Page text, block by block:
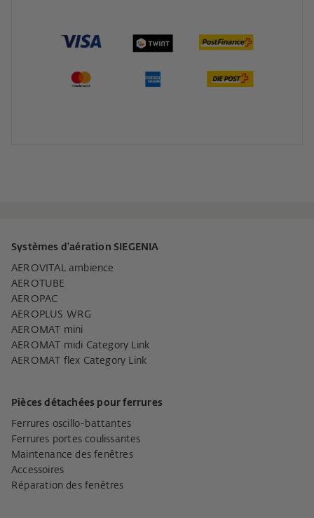
Systèmes d'aération SIEGENIA
AEROVITAL ambience
AEROTUBE
AEROPAC
AEROPLUS WRG
AEROMAT mini
AEROMAT midi Category Link
AEROMAT flex Category Link
Pièces détachées pour ferrures
Ferrures oscillo-battantes
Ferrures portes coulissantes
Maintenance des fenêtres
Accessoires
Réparation des fenêtres